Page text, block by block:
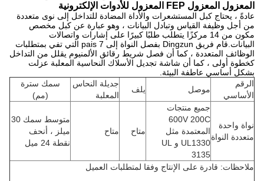
المعزول المعزول FEP المعزول للأدوات الإلكترونية
عادةً ، يحتاج كبل المستشعرات والأداة المضادة للتداخل إلى نوى متعددة
من أجل وظيفة القياس وتبادل البيانات ، وهو عبارة عن كبل مخصص
مكون من 14 مركزًا يتطلب طلبًا كبيرًا على إشارات واتصالات
البيانات.قام فريق Dingzun بفصل النواة إلى 7 pais التي تفي بمتطلبات
الوظائف المتعددة ، كما أن فصل شريط رقائق الألمنيوم يقلل من التداخل
كخطوة أولى ، كما أن شاشة تجديل الأسلاك النحاسية المعلبة عزلت
بشكل أساسي عاطفة البيئة.
الرقم
الأساسي
موصل يلف
جديلة النحاس
المعلبة
سمك سترة
(مم)
نواة واحدة
متعددة النواة
جميع منتجات
600V 200C
المعتمدة مثل
UL1330 و UL
3135
متاح متاح
متوسط ​​سمك 30
ميلز ، أنحف
نقطة 24 ميل
ملاحظات: قادرة على الإنتاج وفقا لمتطلبات العميل